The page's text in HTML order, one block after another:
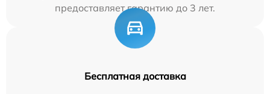
предоставляет гарантию до 3 лет.
Бесплатная доставка